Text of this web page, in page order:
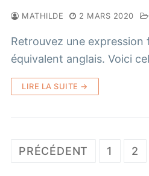
MATHILDE 2 MARS 2020
Retrouvez une expression
équivalent anglais. Voici
LIRE LA SUITE →
Pagination
PRÉCÉDENT 1 2